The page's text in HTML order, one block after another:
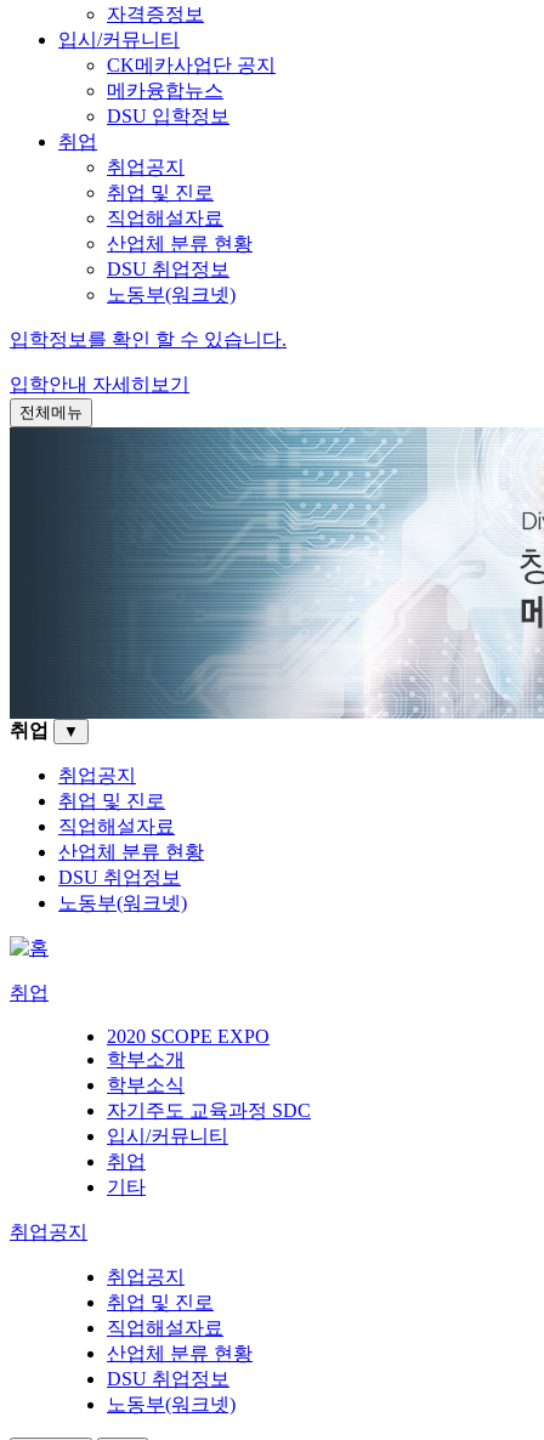
자격증정보
입시/커뮤니티
CK메카사업단 공지
메카융합뉴스
DSU 입학정보
취업
취업공지
취업 및 진로
직업해설자료
산업체 분류 현황
DSU 취업정보
노동부(워크넷)
입학정보를 확인 할 수 있습니다.
입학안내 자세히보기
전체메뉴
취업 ▼
취업공지
취업 및 진로
직업해설자료
산업체 분류 현황
DSU 취업정보
노동부(워크넷)
취업
2020 SCOPE EXPO
학부소개
학부소식
자기주도 교육과정 SDC
입시/커뮤니티
취업
기타
취업공지
취업공지
취업 및 진로
직업해설자료
산업체 분류 현황
DSU 취업정보
노동부(워크넷)